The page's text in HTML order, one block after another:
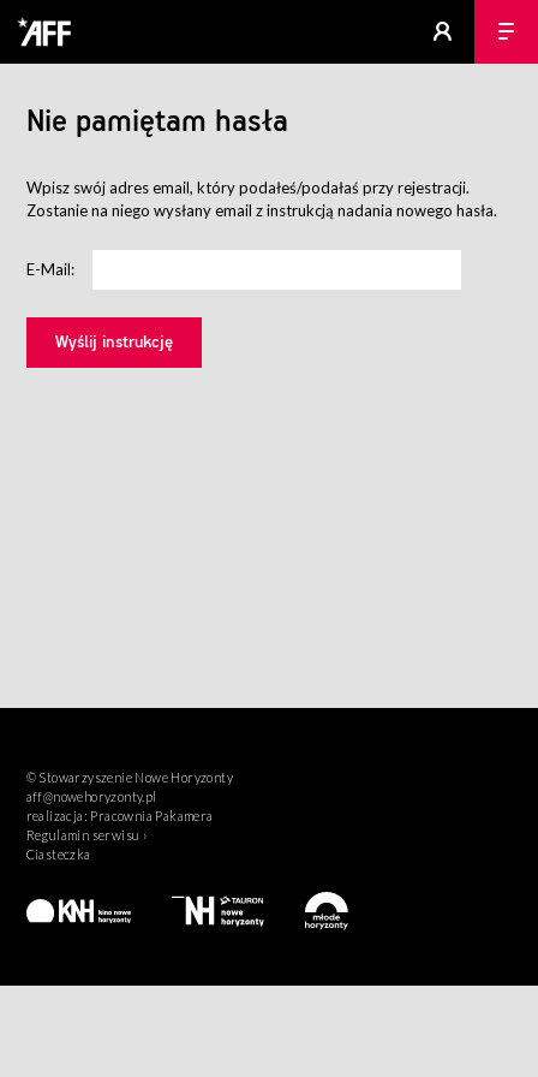
Nie pamiętam hasła
Wpisz swój adres email, który podałeś/podałaś przy rejestracji.
Zostanie na niego wysłany email z instrukcją nadania nowego hasła.
E-Mail:
© Stowarzyszenie Nowe Horyzonty
aff@nowehoryzonty.pl
realizacja: Pracownia Pakamera
Regulamin serwisu ›
Ciasteczka